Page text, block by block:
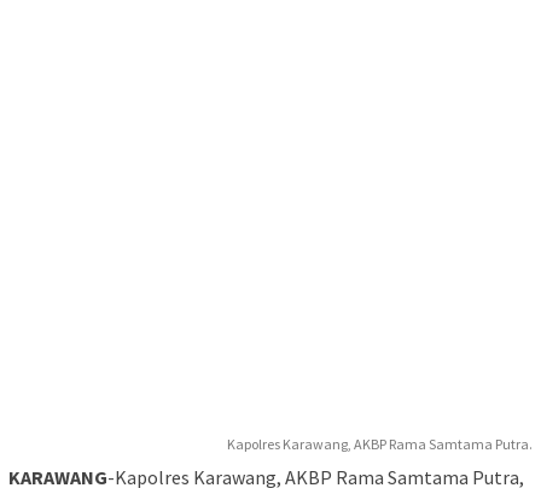
Kapolres Karawang, AKBP Rama Samtama Putra.
KARAWANG-Kapolres Karawang, AKBP Rama Samtama Putra,